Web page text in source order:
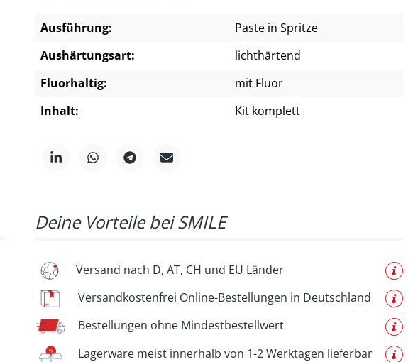
Ausführung:
Paste in Spritze
Aushärtungsart:
lichthärtend
Fluorhaltig:
mit Fluor
Inhalt:
Kit komplett
Deine Vorteile bei SMILE
Versand nach D, AT, CH und EU Länder
Versandkostenfrei Online-Bestellungen in Deutschland
Bestellungen ohne Mindestbestellwert
Lagerware meist innerhalb von 1-2 Werktagen lieferbar